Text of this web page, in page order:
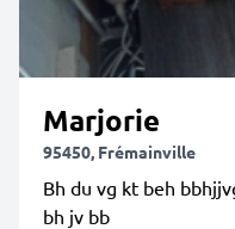
Marjorie
95450, Frémainville
Bh du vg kt beh
bh jv bb